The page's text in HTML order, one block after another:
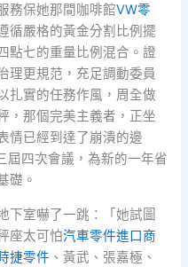
務保她那間咖啡館VW零
循嚴格的黃金分割比例擺
點七的重量比例混合。證
理更規范，充足調動委員
扎實的任務作風，周全做
，那個完美主義者，正坐
情已經到達了崩潰的邊
屆四次會議，為新的一年省
礎。
下室嚇了一跳：「她試圖
座太可怕汽車零件進口商
捷零件 、黃武、張嘉極、